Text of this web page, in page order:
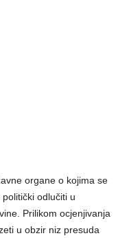
organe o kojima se
odlučiti u
Prilikom ocjenjivanja
u obzir niz presuda